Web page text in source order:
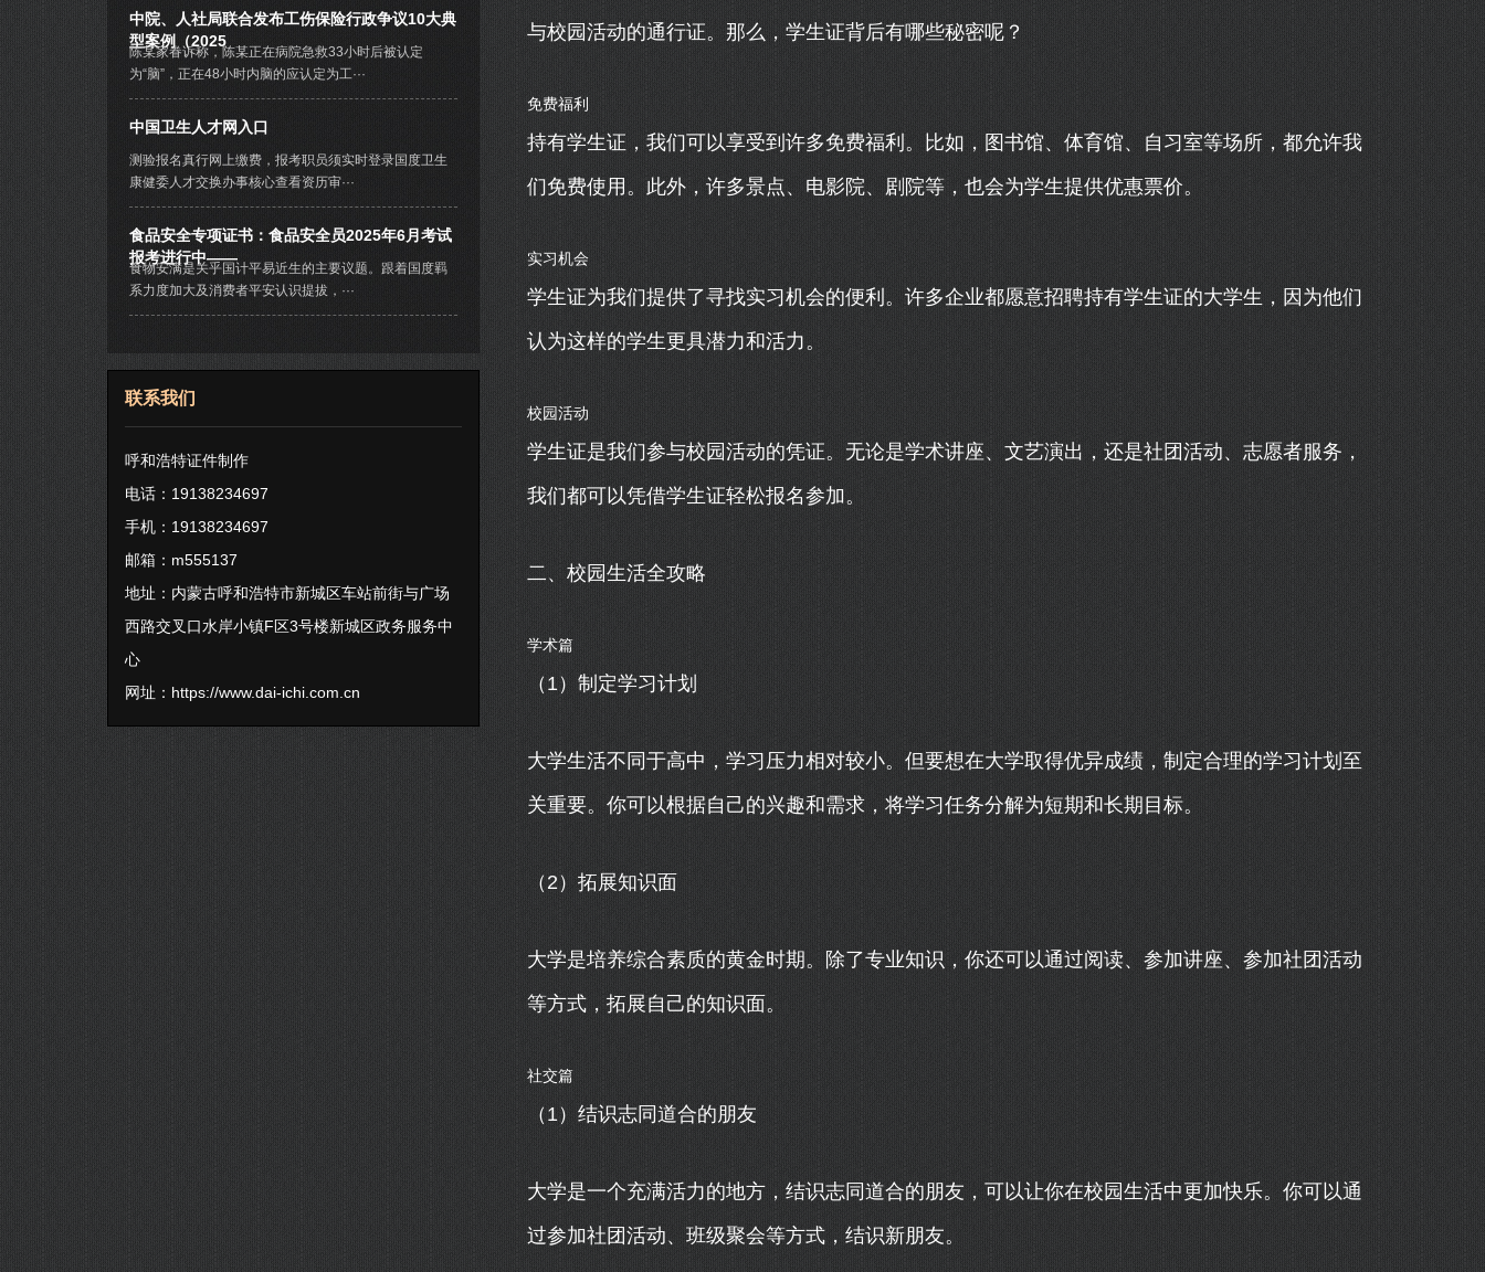
中院、人社局联合发布工伤保险行政争议10大典
型案例（2025
陈某家眷诉称，陈某正在病院急救33小时后被认定
为“脑”，正在48小时内脑的应认定为工···
中国卫生人才网入口
测验报名真行网上缴费，报考职员须实时登录国度卫生
康健委人才交换办事核心查看资历审···
食品安全专项证书：食品安全员2025年6月考试
报考进行中——
食物安满是关乎国计平易近生的主要议题。跟着国度羁
系力度加大及消费者平安认识提拔，···
联系我们
呼和浩特证件制作
电话：19138234697
手机：19138234697
邮箱：m555137
地址：内蒙古呼和浩特市新城区车站前街与广场
西路交叉口水岸小镇F区3号楼新城区政务服务中
心
网址： https://www.dai-ichi.com.cn
与校园活动的通行证。那么，学生证背后有哪些秘密呢？
免费福利
持有学生证，我们可以享受到许多免费福利。比如，图书馆、体育馆、自习室等场所，都允许我
们免费使用。此外，许多景点、电影院、剧院等，也会为学生提供优惠票价。
实习机会
学生证为我们提供了寻找实习机会的便利。许多企业都愿意招聘持有学生证的大学生，因为他们
认为这样的学生更具潜力和活力。
校园活动
学生证是我们参与校园活动的凭证。无论是学术讲座、文艺演出，还是社团活动、志愿者服务，
我们都可以凭借学生证轻松报名参加。
二、校园生活全攻略
学术篇
（1）制定学习计划
大学生活不同于高中，学习压力相对较小。但要想在大学取得优异成绩，制定合理的学习计划至
关重要。你可以根据自己的兴趣和需求，将学习任务分解为短期和长期目标。
（2）拓展知识面
大学是培养综合素质的黄金时期。除了专业知识，你还可以通过阅读、参加讲座、参加社团活动
等方式，拓展自己的知识面。
社交篇
（1）结识志同道合的朋友
大学是一个充满活力的地方，结识志同道合的朋友，可以让你在校园生活中更加快乐。你可以通
过参加社团活动、班级聚会等方式，结识新朋友。